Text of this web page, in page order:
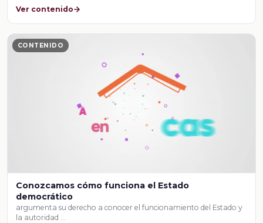
Ver contenido
CONTENIDO
Conozcamos cómo funciona el Estado
democrático
argumenta su derecho a conocer el funcionamiento del Estado y
la autoridad …